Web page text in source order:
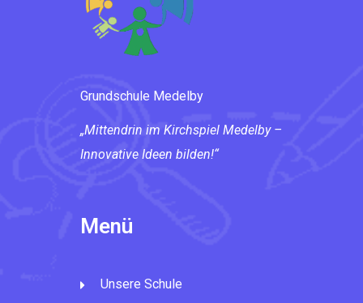
Grundschule Medelby
„Mittendrin im Kirchspiel Medelby –
Innovative Ideen bilden!“
Menü
Unsere Schule